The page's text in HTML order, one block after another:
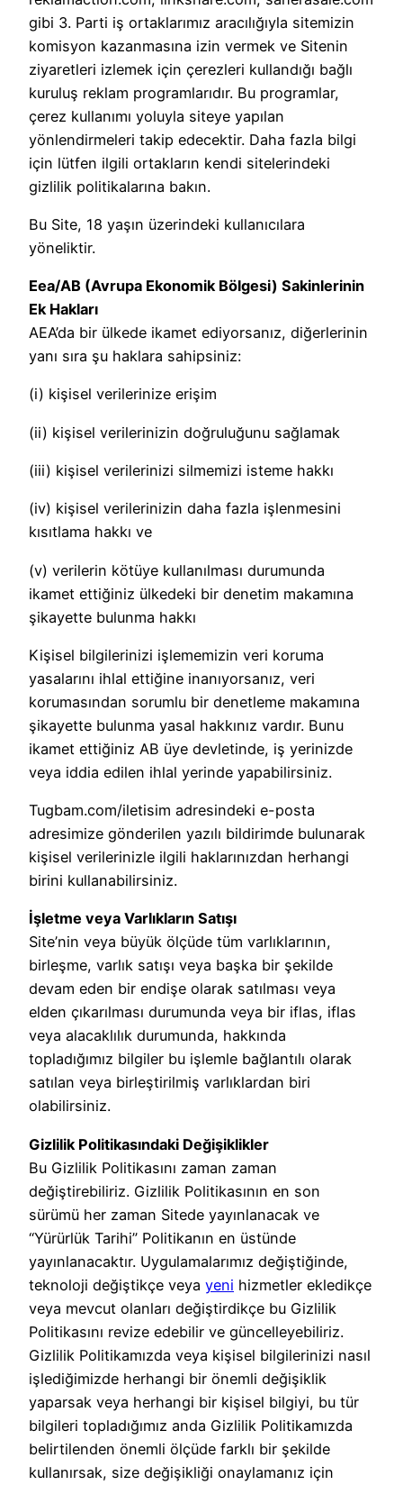
gibi 3. Parti iş ortaklarımız aracılığıyla sitemizin
komisyon kazanmasına izin vermek ve Sitenin
ziyaretleri izlemek için çerezleri kullandığı bağlı
kuruluş reklam programlarıdır. Bu programlar,
çerez kullanımı yoluyla siteye yapılan
yönlendirmeleri takip edecektir. Daha fazla bilgi
için lütfen ilgili ortakların kendi sitelerindeki
gizlilik politikalarına bakın.
Bu Site, 18 yaşın üzerindeki kullanıcılara
yöneliktir.
Eea/AB (Avrupa Ekonomik Bölgesi) Sakinlerinin
Ek Hakları
AEA’da bir ülkede ikamet ediyorsanız, diğerlerinin
yanı sıra şu haklara sahipsiniz:
(i) kişisel verilerinize erişim
(ii) kişisel verilerinizin doğruluğunu sağlamak
(iii) kişisel verilerinizi silmemizi isteme hakkı
(iv) kişisel verilerinizin daha fazla işlenmesini
kısıtlama hakkı ve
(v) verilerin kötüye kullanılması durumunda
ikamet ettiğiniz ülkedeki bir denetim makamına
şikayette bulunma hakkı
Kişisel bilgilerinizi işlememizin veri koruma
yasalarını ihlal ettiğine inanıyorsanız, veri
korumasından sorumlu bir denetleme makamına
şikayette bulunma yasal hakkınız vardır. Bunu
ikamet ettiğiniz AB üye devletinde, iş yerinizde
veya iddia edilen ihlal yerinde yapabilirsiniz.
Tugbam.com/iletisim adresindeki e-posta
adresimize gönderilen yazılı bildirimde bulunarak
kişisel verilerinizle ilgili haklarınızdan herhangi
birini kullanabilirsiniz.
İşletme veya Varlıkların Satışı
Site’nin veya büyük ölçüde tüm varlıklarının,
birleşme, varlık satışı veya başka bir şekilde
devam eden bir endişe olarak satılması veya
elden çıkarılması durumunda veya bir iflas, iflas
veya alacaklılık durumunda, hakkında
topladığımız bilgiler bu işlemle bağlantılı olarak
satılan veya birleştirilmiş varlıklardan biri
olabilirsiniz.
Gizlilik Politikasındaki Değişiklikler
Bu Gizlilik Politikasını zaman zaman
değiştirebiliriz. Gizlilik Politikasının en son
sürümü her zaman Sitede yayınlanacak ve
“Yürürlük Tarihi” Politikanın en üstünde
yayınlanacaktır. Uygulamalarımız değiştiğinde,
teknoloji değiştikçe veya yeni hizmetler ekledikçe
veya mevcut olanları değiştirdikçe bu Gizlilik
Politikasını revize edebilir ve güncelleyebiliriz.
Gizlilik Politikamızda veya kişisel bilgilerinizi nasıl
işlediğimizde herhangi bir önemli değişiklik
yaparsak veya herhangi bir kişisel bilgiyi, bu tür
bilgileri topladığımız anda Gizlilik Politikamızda
belirtilenden önemli ölçüde farklı bir şekilde
kullanırsak, size değişikliği onaylamanız için